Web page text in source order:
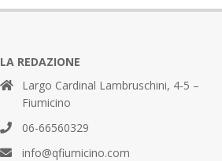
LA REDAZIONE
Largo Cardinal Lambruschini, 4-5 –
Fiumicino
06-66560329
info@qfiumicino.com